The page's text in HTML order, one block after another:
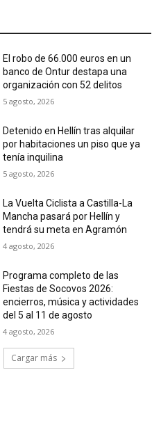
El robo de 66.000 euros en un
banco de Ontur destapa una
organización con 52 delitos
5 agosto, 2026
Detenido en Hellín tras alquilar
por habitaciones un piso que ya
tenía inquilina
5 agosto, 2026
La Vuelta Ciclista a Castilla-La
Mancha pasará por Hellín y
tendrá su meta en Agramón
4 agosto, 2026
Programa completo de las
Fiestas de Socovos 2026:
encierros, música y actividades
del 5 al 11 de agosto
4 agosto, 2026
Cargar más